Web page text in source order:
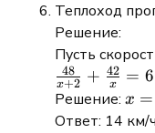
Теплоход
Решение:
Пусть
\frac{48}
{x + 2}
+
x+2
48 + x
42 = 6
Решение: x
=
x =
Ответ: 14 км/